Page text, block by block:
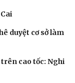
duyệt cơ sở làm
cao tốc: Nghi